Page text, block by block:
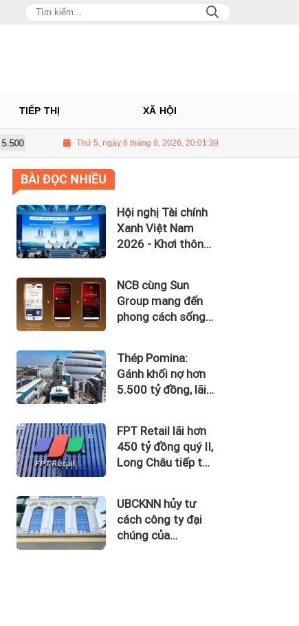
TIẾP THỊ XÃ HỘI
lãi vay nuốt trọn lợi nhuận UBCKNN hủy tư cách công ty đại
Thứ 5, ngày 6 tháng 8, 2026, 20:01:40
BÀI ĐỌC NHIỀU
Hội nghị Tài chính
Xanh Việt Nam
2026 - Khơi thông
NCB cùng Sun
Group mang đến
phong cách sống
Việt Nam
Thép Pomina:
Gánh khối nợ hơn
5.500 tỷ đồng, lãi
FPT Retail lãi hơn
450 tỷ đồng quý II,
Long Châu tiếp tục
UBCKNN hủy tư
cách công ty đại
chúng của